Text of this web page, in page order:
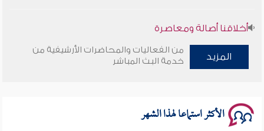
أخلاقنا أصالة ومعاصرة
وأمنهم من خوف 9
المزيد
من الفعاليات والمحاضرات الأرشيفية من
خدمة البث المباشر
الأكثر استماعا لهذا الشهر